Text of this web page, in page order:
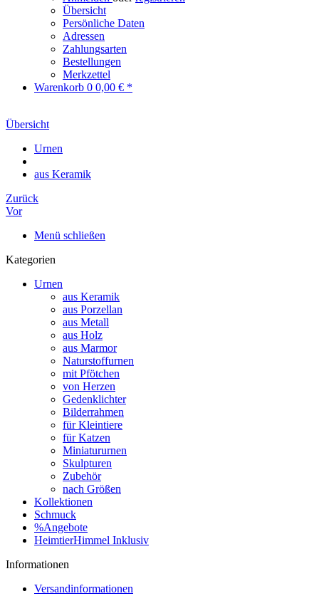
Übersicht
Persönliche Daten
Adressen
Zahlungsarten
Bestellungen
Merkzettel
Warenkorb 0 0,00 € *
Übersicht
Urnen
aus Keramik
Zurück
Vor
Menü schließen
Kategorien
Urnen
aus Keramik
aus Porzellan
aus Metall
aus Holz
aus Marmor
Naturstoffurnen
mit Pfötchen
von Herzen
Gedenklichter
Bilderrahmen
für Kleintiere
für Katzen
Miniatururnen
Skulpturen
Zubehör
nach Größen
Kollektionen
Schmuck
%Angebote
HeimtierHimmel Inklusiv
Informationen
Versandinformationen